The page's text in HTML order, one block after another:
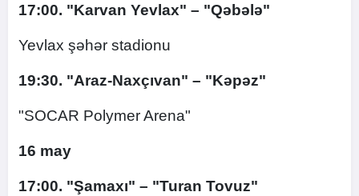
17:00. "Karvan Yevlax" – "Qəbələ"
Yevlax şəhər stadionu
19:30. "Araz-Naxçıvan" – "Kəpəz"
"SOCAR Polymer Arena"
16 may
17:00. "Şamaxı" – "Turan Tovuz"